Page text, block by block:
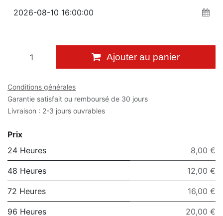
Ajouter au panier
Conditions générales
Garantie satisfait ou remboursé de 30 jours
Livraison : 2-3 jours ouvrables
Prix
24 Heures
8,00 €
48 Heures 12,00 €
72 Heures 16,00 €
96 Heures 20,00 €